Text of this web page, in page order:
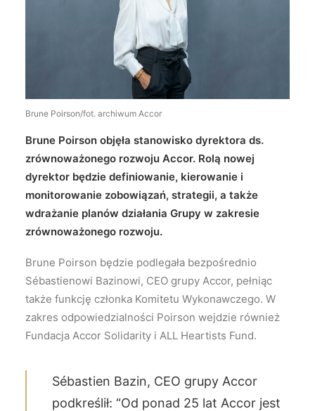
Brune Poirson/fot. archiwum Accor
Brune Poirson objęła stanowisko dyrektora ds.
zrównoważonego rozwoju Accor. Rolą nowej
dyrektor będzie definiowanie, kierowanie i
monitorowanie zobowiązań, strategii, a także
wdrażanie planów działania Grupy w zakresie
zrównoważonego rozwoju.
Brune Poirson będzie podlegała bezpośrednio
Sébastienowi Bazinowi, CEO grupy Accor, pełniąc
także funkcję członka Komitetu Wykonawczego. W
zakres odpowiedzialności Poirson wejdzie również
Fundacja Accor Solidarity i ALL Heartists Fund.
Sébastien Bazin, CEO grupy Accor
podkreślił: “Od ponad 25 lat Accor jest